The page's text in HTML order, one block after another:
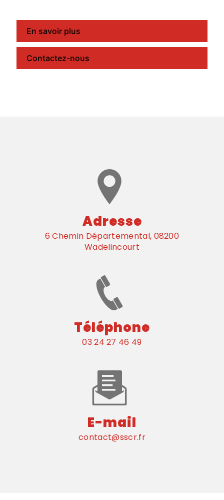
En savoir plus
Contactez-nous
Adresse
6 Chemin Départemental, 08200
Wadelincourt
Téléphone
03 24 27 46 49
E-mail
contact@sscr.fr